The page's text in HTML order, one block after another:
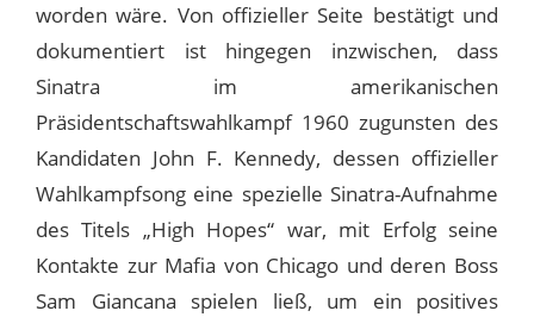
worden wäre. Von offizieller Seite bestätigt und
dokumentiert ist hingegen inzwischen, dass
Sinatra im amerikanischen
Präsidentschaftswahlkampf 1960 zugunsten des
Kandidaten John F. Kennedy, dessen offizieller
Wahlkampfsong eine spezielle Sinatra-Aufnahme
des Titels „High Hopes“ war, mit Erfolg seine
Kontakte zur Mafia von Chicago und deren Boss
Sam Giancana spielen ließ, um ein positives